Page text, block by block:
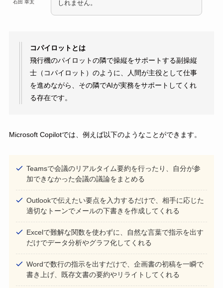
石田 幸太
しれません。
コパイロットとは
飛行機のパイロットの隣で操縦をサポートする副操縦
士（コパイロット）のように、人間が主役として仕事
を進めながら、その隣でAIが実務をサポートしてくれ
る存在です。
Microsoft Copilotでは、例えば以下のようなことができます。
Teamsで会議のリアルタイム要約を行ったり、自分が参
加できなかった会議の議論をまとめる
Outlookで伝えたい要点を入力するだけで、相手に応じた
適切なトーンでメールの下書きを作成してくれる
Excelで難解な関数を使わずに、自然な言葉で指示を出す
だけでデータ分析やグラフ化してくれる
Wordで数行の指示を出すだけで、企画書の初稿を一瞬で
書き上げ、既存文書の要約やリライトしてくれる